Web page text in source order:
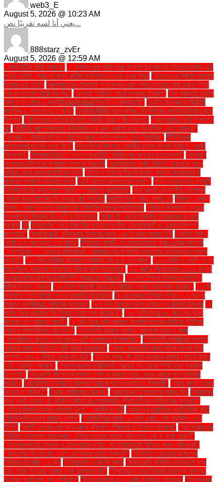
web3_E
August 5, 2026 @ 10:23 AM
يعني أنا لسه تقريبًا نص...
888starz_zvEr
August 5, 2026 @ 12:59 AM
. ডায়াবেটিস ঝুঁকি কমানো:
। সুনামগঞ্জের শান্তিগঞ্জ উপজেলার সাংহাই হাওরে চলমান এই
সড়ক নির্মাণ প্রকল্পের জন্য জমির ক্ষতিপূরণ দেওয়া দূরের বিষয় ''অরফানেজ ট্রাস্ট মামলায়
সাজার রায় বাতিল ''কক্সবাজারের টেকনাফ উপজেলার নাফ নদীর মোহনায় মাছ ধরতে গিয়ে
চার বাংলাদেশি মাঝি নিখোঁজ'' ''খুলনায় ‘নাটুকে’ পার্কে জলবায়ু তহবিল'' ''ঘন কুয়াশায় ঢাকায়
নামতে না পেরে ৬ ফ্লাইট diverted সিলেট ও কলকাতায়'' ''চলতি অর্থবছরে জিডিপি
প্রবৃদ্ধি ৪ শতাংশ হতে পারে'' ''চ্যাটজিপিটির নতুন সুবিধা: ডিপসিকের প্রতিযোগিতার মুখে
বিপ্লব'' ''বাইডেনের জাতির উদ্দেশে বিদায়ী ভাষণে কী বললেন'' ''যুক্তরাষ্ট্রে তৈরি পিস্তলে
খুন ''রাষ্ট্রীয় পৃষ্ঠপোষকতায় লুটপাটের পথ বন্ধ করতে হবে: সাংবাদিক নেতা আজিজ"
''সুন্দরবনে নৌকায় দুই মণ হরিণের মাংস ফেলে পালাল চোর শিকারিরা'' 'টিউলিপের
পদত্যাগপত্রে কী লেখা ছিল'' 'ঢাকা বিশ্ববিদ্যালয় কেন্দ্রীয় ছাত্র সংসদ নির্বাচন: একটি
বিশ্লেষণ'' 'শিক্ষাপ্রতিষ্ঠানে ‘গোপন রাজনীতি’ নিষিদ্ধের আহ্বান ছাত্রদলের'' 'সংবিধান
সংস্কার কমিশনের সুপারিশ সম্পর্কে বিএনপি ‘অস্ট্রেলিয়া প্রতি মিনিটে ভারতকে স্মরণ
করিয়ে দেবে ধবলধোলাইয়ের কথা’ ‘ইইউ ও ইউরোপীয় বিনিয়োগ ব্যাংক বাংলাদেশকে
পরিবেশ সুরক্ষায় সহায়তা দেবে’ ‘এটা হয়তো আমার শেষ ম্যাচ’" ‘গণ–অভ্যুত্থান পরবর্তী
বিশ্ববিদ্যালয় ক্যাম্পাসে শান্তিপূর্ণ পরিবেশ প্রতিষ্ঠিত’ ‘জয় বাংলা’কে জাতীয় স্লোগান
ঘোষণা করে হাইকোর্টের দেওয়া রায় স্থগিত ‘জাতীয় দলে আর খেলছি না’ ‘ট্রাম্প একজন
উন্মাদ’: গাজা দখলের পরিকল্পনায় ফিলিস্তিনিদের প্রতিক্রিয়া ‘নির্বাচন বিলম্বিত হওয়ার
সংস্কারের বিরুদ্ধে বিএনপি’র অবস্থান’ ‘পাঠান টু’ এর চিত্রনাট্য শাহরুখের মন জয়
করেছে ‘মা ‘মুনাফেকি’ নিয়ে রিজভীর মন্তব্য জাতীয় ঐক্যবিরোধী ও দুরভিসন্ধিপূর্ণ:
জামায়াত" ‘যুদ্ধবিরোধী’ রবীন্দ্রনাথ ঠাকুরের কাছে এক ইংরেজ মায়ের চিঠি ‘রোহিত শর্মা -
মোটা এবং গড়পড়তা খেলোয়াড়’ ‘শিবিরের কমিটি’তে থাকার বিষয়ে পূজা চেরির বক্তব্য
"‘গণপরিষদ’ ও ‘সেকেন্ড রিপাবলিক’: জামায়াতসহ ইসলামী দলগুলোর মতভিন্নতা সামনে
আসছে" "১০ কিলোমিটার ব্যবধানে সবজির দাম ৩-৪ গুণ বৃদ্ধি" "১০ কোটি ও এমপি পদের
প্রলোভন: নুরুলের অভিযোগ মিথ্যা দাবি সামান্তার" "১৫ বছরে বিচার ছাড়া ১৯২৬ জনের
হত্যার অভিযোগ আওয়ামী লীগ সরকারের বিরুদ্ধে" "১৮তম শিক্ষক নিবন্ধনের লিখিত
পরীক্ষার ফল প্রকাশ "১৯ দিনে প্রবাসী আয় দুই বিলিয়ন ডলার অতিক্রম করেছে" "২৭টি
ব্যাগসহ অস্ট্রেলিয়া সফরে ভারতীয় ক্রিকেটার "৪ নভেম্বর সংবিধান দিবস ও ৭ মার্চের
গুরুত্ব অস্বীকার: সিপিবির অভিমত" "৬৭ দিন সাগরে ভেসে থাকার পর জীবিত উদ্ধার "৭
বদলি নিয়ে ব্রাজিল কি ফিফার নিয়ম ভঙ্গ করেছে?" "৭০ মাইল দূরে ৪০ বছর পর খুঁজে
পাওয়া গেল হারানো আংটি" "৮ দবি নিয়ে কবি নজরুল বিশ্ববিদ্যালয়ের মিডিয়া স্টাডিজ
বিভাগে শিক্ষার্থীদের আন্দোলন" "অন্তর্বর্তী সরকার যথাযথ পদক্ষেপ গ্রহণে ব্যর্থ
"অপরাজিতা ফুলের চায়ে পাবেন ৬টি অসাধারণ উপকারিতা" "অভিবাসী পরিবারের সন্তান
কমলার সামনে ইতিহাস সৃষ্টি করার সম্ভাবনা" "অমুক ব্যবসায়ীর রাজনৈতিক দলের সঙ্গে
সম্পর্ক: কেন এ বিষয়ে লেখা হয় না?" "অযথা সময় নষ্ট করে সরকারে থাকার কোনো ইচ্ছা
নেই: আসিফ নজরুল" "আইনশৃঙ্খলা পরিস্থিতি সন্ধ্যার পর থেকে স্পষ্ট হবে: স্বরাষ্ট্র
উপদেষ্টা" "আওয়ামী লীগের অবস্থান স্পষ্ট না করলে যমুনা ঘেরাও করবে গণ অধিকার
পরিষদ" "আগামীকাল নির্বাচন কমিশনে বৈঠকে যাবে জামায়াতে ইসলামী" "আজ রাতে ঢাকায়
আসছেন সাকিব?" "আজ লক্ষ্মীপূজার উৎসব" "আজহারুল ইসলামকে মুক্তি দিন "আমাদের
কথা কেউ ভাবছে না: মার্কিন নির্বাচনের প্রেক্ষাপটে পশ্চিম তীরের বাসিন্দাদের অনুভূতি"
"আমার হিজাব আমার শক্তির উৎস" : মার্কিন ছাত্রী "আমি যুক্তরাষ্ট্রের রাজনৈতিক বন্দী:
ফিলিস্তিনি ছাত্র মাহমুদ খলিল" "আর্জেন্টিনার কাছে ৬ গোল খেয়ে সেই ব্রাজিল এখন
শীর্ষে" "আলী-চমকের পর হৃদয়-ঝড়ে বরিশাল পৌঁছালো ফাইনালে আবারো" "আলেপ্পোর পর
সিরিয়ার অন্যান্য শহর দখলে এগিয়ে চলেছে হায়াত আল-শাম: কে বা কারা তারা?"
"আসলাঙ্কারের সেঞ্চুরি ও তিকশানার ঘূর্ণিতে অস্ট্রেলিয়াকে বিস্মিত করল শ্রীলঙ্কা"
"আসলেই কি আপেল খেলে রোগমুক্ত থাকা সম্ভব?" "ইতালিতে যাওয়ার উদ্দেশ্যে
লিবিয়ায় নিখোঁজ ২৪ জন "ইসরায়েলি ৩ জিম্মি মুক্ত "ইসরায়েলি বাহিনীর অভিযানে বন্ধ
হয়ে গেছে উত্তর গাজার শেষ হাসপাতালটি" "ইসরায়েলে নেতানিয়াহুর বিরুদ্ধে হাজারো
মানুষের প্রতিবাদ: দ্য গার্ডিয়ান" "উড়োজাহাজে ৪০ ঘণ্টার নির্যাতন: হাতকড়া "উৎসবমুখর